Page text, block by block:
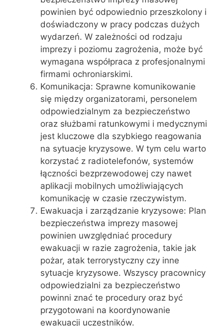
powinien być odpowiednio przeszkolony i
doświadczony w pracy podczas dużych
wydarzeń. W zależności od rodzaju
imprezy i poziomu zagrożenia, może być
wymagana współpraca z profesjonalnymi
firmami ochroniarskimi.
Komunikacja: Sprawne komunikowanie
się między organizatorami, personelem
odpowiedzialnym za bezpieczeństwo
oraz służbami ratunkowymi i medycznymi
jest kluczowe dla szybkiego reagowania
na sytuacje kryzysowe. W tym celu warto
korzystać z radiotelefonów, systemów
łączności bezprzewodowej czy nawet
aplikacji mobilnych umożliwiających
komunikację w czasie rzeczywistym.
Ewakuacja i zarządzanie kryzysowe: Plan
bezpieczeństwa imprezy masowej
powinien uwzględniać procedury
ewakuacji w razie zagrożenia, takie jak
pożar, atak terrorystyczny czy inne
sytuacje kryzysowe. Wszyscy pracownicy
odpowiedzialni za bezpieczeństwo
powinni znać te procedury oraz być
przygotowani na koordynowanie
ewakuacji uczestników.